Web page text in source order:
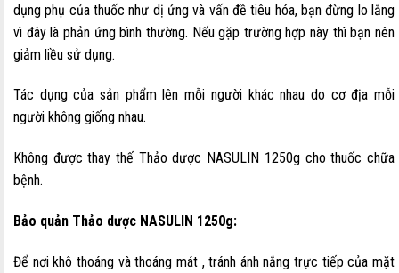
dụng phụ của thuốc như dị ứng và vấn đề tiêu hóa, bạn đừng lo lắng
vì đây là phản ứng bình thường. Nếu gặp trường hợp này thì bạn nên
giảm liều sử dụng.
Tác dụng của sản phẩm lên mỗi người khác nhau do cơ địa mỗi
người không giống nhau.
Không được thay thế Thảo dược NASULIN 1250g cho thuốc chữa
bệnh.
Bảo quản Thảo dược NASULIN 1250g:
Để nơi khô thoáng và thoáng mát , tránh ánh nắng trực tiếp của mặt